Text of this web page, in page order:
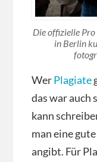
Die offizielle
in Berlin
WerPlagiate
das war auch
kann
man eine
angibt. Für